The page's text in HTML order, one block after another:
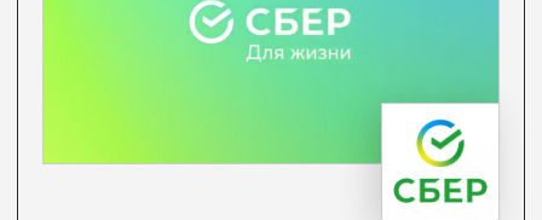
Идет сейчас